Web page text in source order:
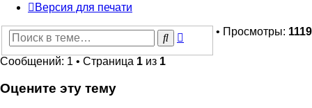
Версия для печати
• Просмотры: 1119
ПоискРасширенный
Сообщений: 1 • Страница 1 из 1
Оцените эту тему